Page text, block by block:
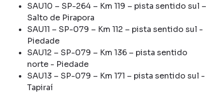
SAU10 – SP-264 – Km 119 – pista sentido sul –
Salto de Pirapora
SAU11 – SP-079 – Km 112 – pista sentido sul -
Piedade
SAU12 – SP-079 – Km 136 – pista sentido
norte - Piedade
SAU13 – SP-079 – Km 171 – pista sentido sul -
Tapiraí